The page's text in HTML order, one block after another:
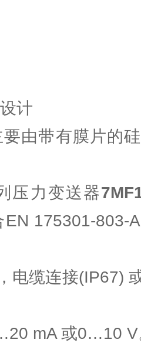
计
由带有膜片的
压力变送器
175301-803-
电缆连接(IP67)
mA 或0…10 V